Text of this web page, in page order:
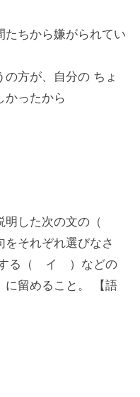
たちから嫌がられてい
方が、自分の ちょ
かったから
明した次の文の（
それぞれ選びなさ
る（ イ ）などの
留めること。 【語